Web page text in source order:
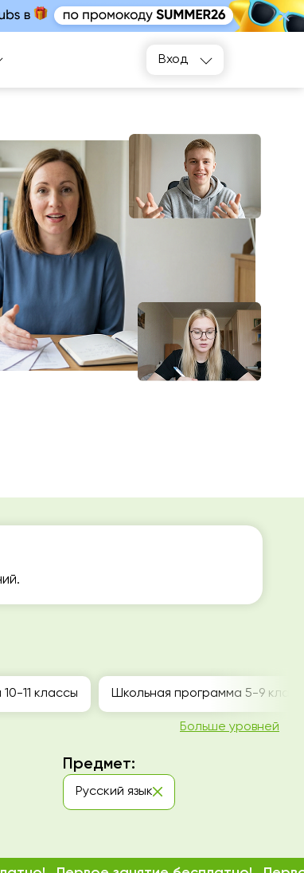
Вход
11 классы Школьная программа 5-9
Больше уровней
Предмет:
Русский язык